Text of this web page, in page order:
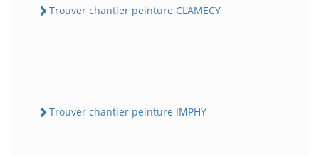
Trouver chantier peinture CLAMECY
Trouver chantier peinture IMPHY